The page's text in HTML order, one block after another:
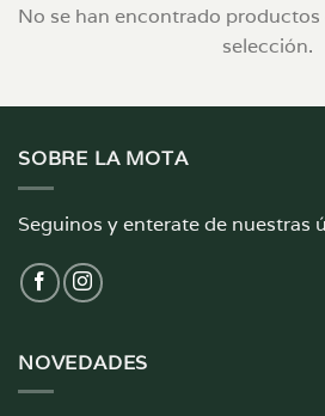
No se han encontrado
selección.
SOBRE LA MOTA
Seguinos y enterate de nuestras
NOVEDADES